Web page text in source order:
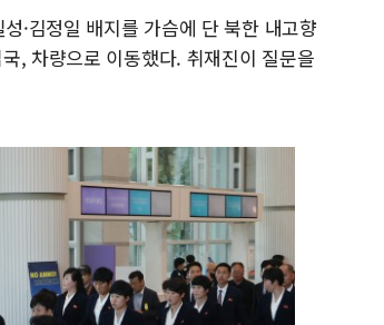
·김정일 배지를 가슴에 단 북한 내고향
, 차량으로 이동했다. 취재진이 질문을